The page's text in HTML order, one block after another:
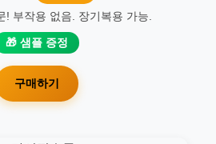
! 부작용 없음. 장기복용 가능.
🎁 샘플 증정
구매하기